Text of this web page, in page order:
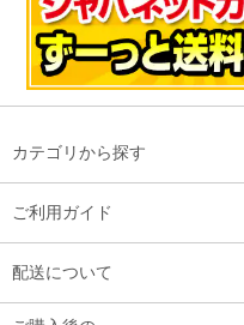
カテゴリから探す
ご利用ガイド
配送について